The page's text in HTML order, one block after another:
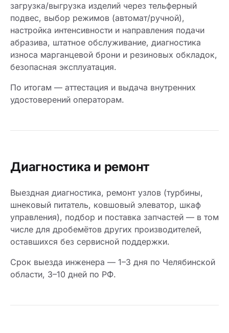
загрузка/выгрузка изделий через тельферный
подвес, выбор режимов (автомат/ручной),
настройка интенсивности и направления подачи
абразива, штатное обслуживание, диагностика
износа марганцевой брони и резиновых обкладок,
безопасная эксплуатация.
По итогам — аттестация и выдача внутренних
удостоверений операторам.
Диагностика и ремонт
Выездная диагностика, ремонт узлов (турбины,
шнековый питатель, ковшовый элеватор, шкаф
управления), подбор и поставка запчастей — в том
числе для дробемётов других производителей,
оставшихся без сервисной поддержки.
Срок выезда инженера — 1–3 дня по Челябинской
области, 3–10 дней по РФ.